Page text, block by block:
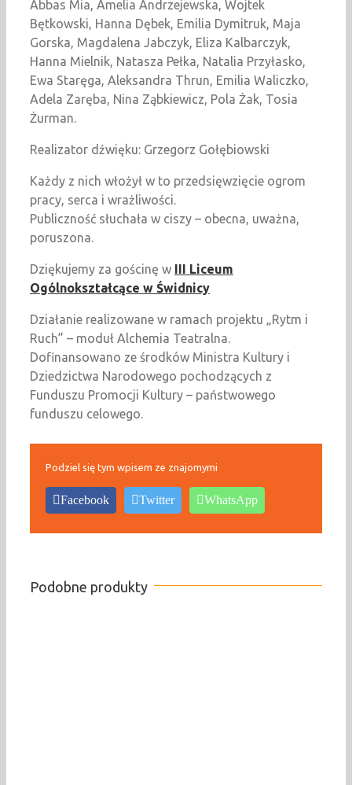
Abbas Mia, Amelia Andrzejewska, Wojtek
Bętkowski, Hanna Dębek, Emilia Dymitruk, Maja
Gorska, Magdalena Jabczyk, Eliza Kalbarczyk,
Hanna Mielnik, Natasza Pełka, Natalia Przyłasko,
Ewa Staręga, Aleksandra Thrun, Emilia Waliczko,
Adela Zaręba, Nina Ząbkiewicz, Pola Żak, Tosia
Żurman.
Realizator dźwięku: Grzegorz Gołębiowski
Każdy z nich włożył w to przedsięwzięcie ogrom
pracy, serca i wrażliwości.
Publiczność słuchała w ciszy – obecna, uważna,
poruszona.
Dziękujemy za gościnę w
III Liceum
Ogólnokształcące w Świdnicy
Działanie realizowane w ramach projektu „Rytm i
Ruch” – moduł Alchemia Teatralna.
Dofinansowano ze środków Ministra Kultury i
Dziedzictwa Narodowego pochodzących z
Funduszu Promocji Kultury – państwowego
funduszu celowego.
Podziel się tym wpisem ze znajomymi
Facebook Twitter WhatsApp
Podobne produkty